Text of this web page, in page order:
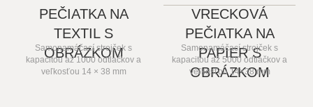
PEČIATKA NA
TEXTIL S
OBRÁZKOM
Samonamáčací strojček s
kapacitou až 1000 odtlačkov a
veľkosťou 14 × 38 mm
VRECKOVÁ
PEČIATKA NA
PAPIER S
OBRÁZKOM
Samonamáčací strojček s
kapacitou až 5000 odtlačkov a
veľkosťou 14×38 mm